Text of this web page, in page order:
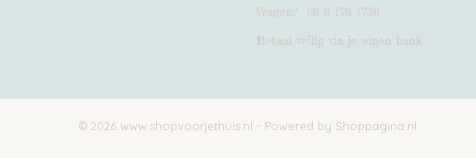
Vragen? 06 8 176 1736
Betaal veilig via je eigen bank
© 2026 www.shopvoorjethuis.nl - Powered by Shoppagina.nl